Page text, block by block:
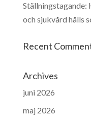
Ställningstagande:
och sjukvård hålls
Recent
Archives
juni 2026
maj 2026